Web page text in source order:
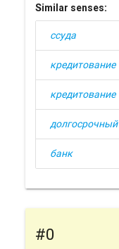
Similar senses:
ссуда
кредитование
кредитование
долгосрочный
банк
#0